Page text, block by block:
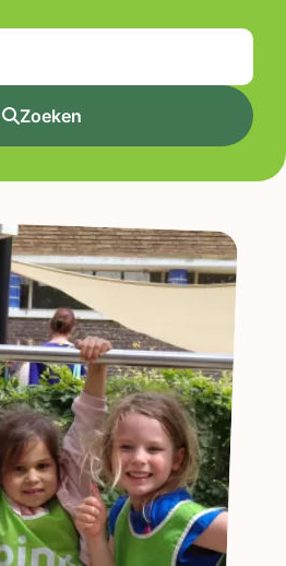
Zoeken